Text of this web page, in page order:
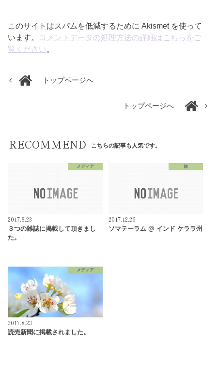
このサイトはスパムを低減するために Akismet を使って
います。
コメントデータの処理方法の詳細はこちらをご
覧ください。
トップページへ
トップページへ
RECOMMEND こちらの記事も人気です。
メディア
2017.8.23
３つの雑誌に掲載して頂きまし
た。
旅
2017.12.26
ソマテーラム @ インド ケララ州
メディア
2017.8.23
読売新聞に掲載されました。